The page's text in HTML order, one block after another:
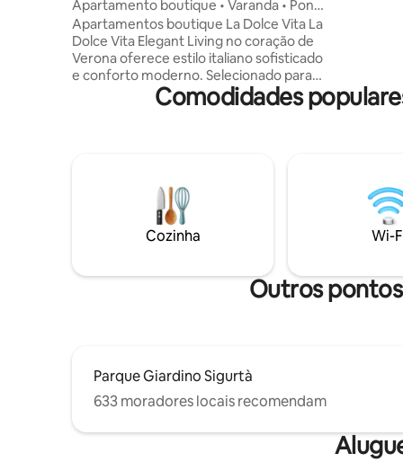
Apartamento boutique • Varanda • Ponte
Pietra
Apartamentos boutique La Dolce Vita La
Dolce Vita Elegant Living no coração de
Verona oferece estilo italiano sofisticado
e conforto moderno. Selecionado para
hóspedes que valorizam a qualidade e
uma localização privilegiada. •⁠ ⁠Descanso
estacionamento público gratuito a 50 m.
Taxas (dinheiro na partida): •⁠ ⁠Limpeza:
dia,
Comodidades
Cozinha Wi-
Outros
Parque Giardino Sigurtà
633 moradores locais recomendam